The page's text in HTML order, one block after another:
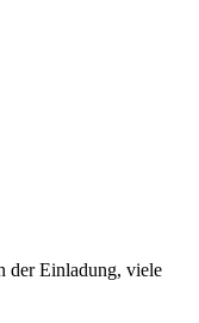
der Einladung, viele